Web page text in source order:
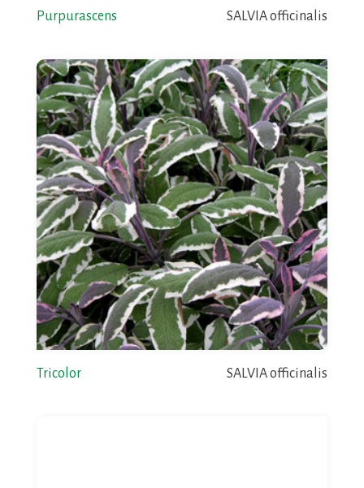
Purpurascens SALVIA officinalis
Tricolor SALVIA officinalis